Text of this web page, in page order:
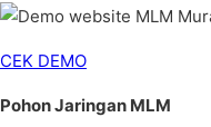
CEK DEMO
Pohon Jaringan MLM